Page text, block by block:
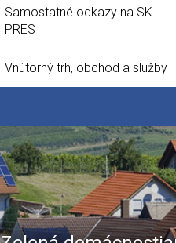
Samostatné odkazy na SK
PRES
Vnútorný trh, obchod a služby